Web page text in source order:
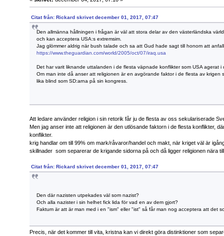
Citat från: Rickard skrivet december 01, 2017, 07:47
Den allmänna hållningen i frågan är väl att stora delar av den västerländska
och kan acceptera USA:s extremsim.
Jag glömmer aldrig när bush talade och sa att Gud hade sagt till honom att
https://www.theguardian.com/world/2005/oct/07/iraq.usa
Det har varit liknande uttalanden i de flesta väpnade konflikter som USA agerat i
Om man inte då anser att religionen är en avgörande faktor i de flesta av krigen
lika blind som SD:arna på sin kongress.
Att ledare använder religion i sin retorik får ju de flesta av oss sekulariserade
Men jag anser inte att religionen är den utlösande faktorn i de flesta konflikter,
konflikter.
krig handlar om till 99% om mark/råvaror/handel och makt, när kriget väl är
skillnader som separerar de krigande sidorna på och då ligger religionen nära
Citat från: Rickard skrivet december 01, 2017, 07:47
Den där nazisten utpekades väl som nazist?
Och alla nazister i sin helhet fick lida för vad en av dem gjort?
Faktum är att är man med i en "ism" eller "ist" så får man nog acceptera att det
Precis, när det kommer till vita, kristna kan vi direkt göra distinktioner som